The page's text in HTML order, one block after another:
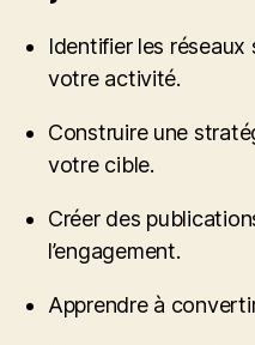
Identifier les
votre activité.
Construire une
votre cible.
Créer des
l’engagement.
Apprendre à